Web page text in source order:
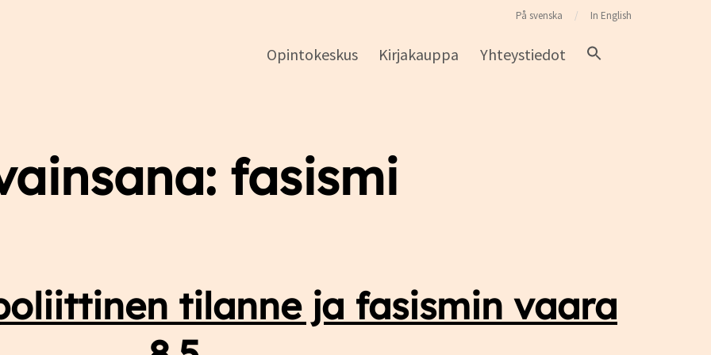
Opintokeskus Kirjakauppa Yhteystiedot
På svenska In English
fasismi
tilanne ja fasismin vaara